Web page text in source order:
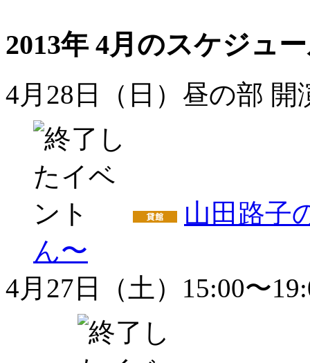
2013年 4月のスケジュ
4月28日（日）昼の部 開
山田路子
ん〜
4月27日（土）15:00〜